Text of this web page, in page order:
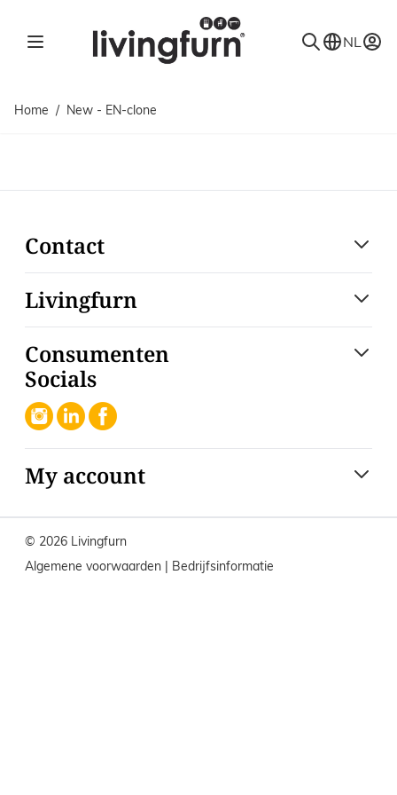
NL
Home / New - EN-clone
Contact
Livingfurn
Consumenten
Socials
My account
© 2026 Livingfurn
Algemene voorwaarden | Bedrijfsinformatie